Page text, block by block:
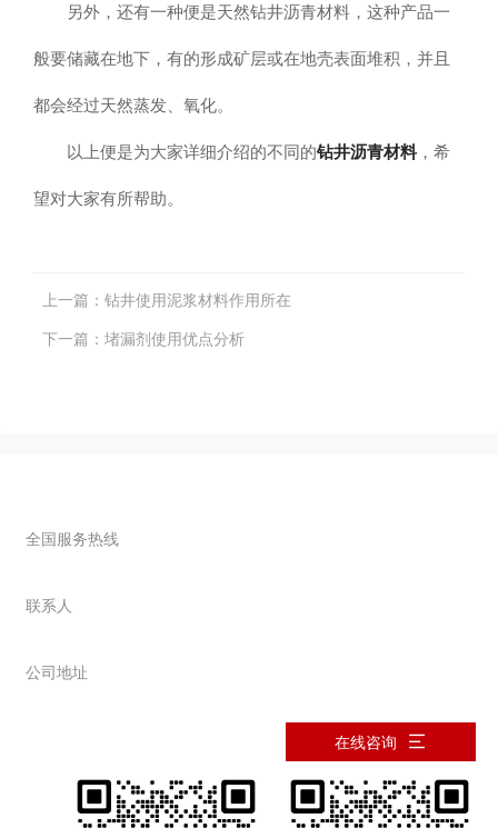
另外，还有一种便是天然钻井沥青材料，这种产品一
般要储藏在地下，有的形成矿层或在地壳表面堆积，并且
都会经过天然蒸发、氧化。
以上便是为大家详细介绍的不同的钻井沥青材料，希
望对大家有所帮助。
上一篇： 钻井使用泥浆材料作用所在
下一篇： 堵漏剂使用优点分析
全国服务热线
联系人
公司地址
在线咨询